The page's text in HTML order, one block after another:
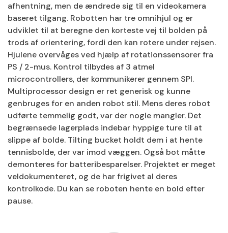
afhentning, men de ændrede sig til en videokamera
baseret tilgang. Robotten har tre omnihjul og er
udviklet til at beregne den korteste vej til bolden på
trods af orientering, fordi den kan rotere under rejsen.
Hjulene overvåges ved hjælp af rotationssensorer fra
PS / 2-mus. Kontrol tilbydes af 3 atmel
microcontrollers, der kommunikerer gennem SPI.
Multiprocessor design er ret generisk og kunne
genbruges for en anden robot stil. Mens deres robot
udførte temmelig godt, var der nogle mangler. Det
begrænsede lagerplads indebar hyppige ture til at
slippe af bolde. Tilting bucket holdt dem i at hente
tennisbolde, der var imod væggen. Også bot måtte
demonteres for batteribesparelser. Projektet er meget
veldokumenteret, og de har frigivet al deres
kontrolkode. Du kan se roboten hente en bold efter
pause.